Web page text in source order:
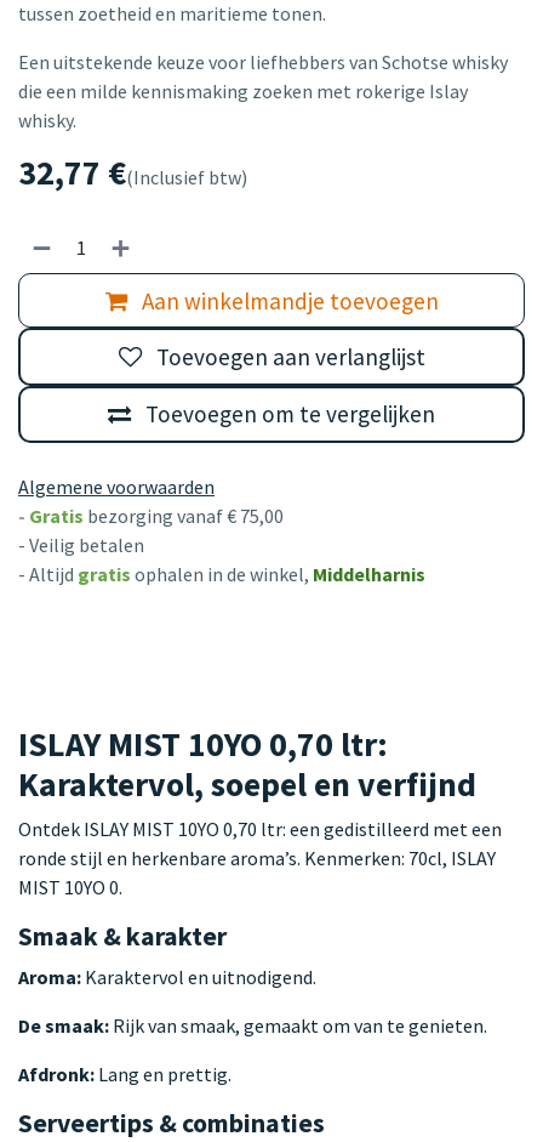
tussen zoetheid en maritieme tonen.
Een uitstekende keuze voor liefhebbers van Schotse whisky
die een milde kennismaking zoeken met rokerige Islay
whisky.
32,77 €(Inclusief btw)
Aan winkelmandje toevoegen
Toevoegen om te vergelijken
Toevoegen aan verlanglijst
Algemene voorwaarden
- Gratis bezorging vanaf € 75,00
- Veilig betalen
- Altijd gratis ophalen in de winkel, Middelharnis
ISLAY MIST 10YO 0,70 ltr:
Karaktervol, soepel en verfijnd
Ontdek ISLAY MIST 10YO 0,70 ltr: een gedistilleerd met een
ronde stijl en herkenbare aroma’s. Kenmerken: 70cl, ISLAY
MIST 10YO 0.
Smaak & karakter
Aroma: Karaktervol en uitnodigend.
De smaak: Rijk van smaak, gemaakt om van te genieten.
Afdronk: Lang en prettig.
Serveertips & combinaties